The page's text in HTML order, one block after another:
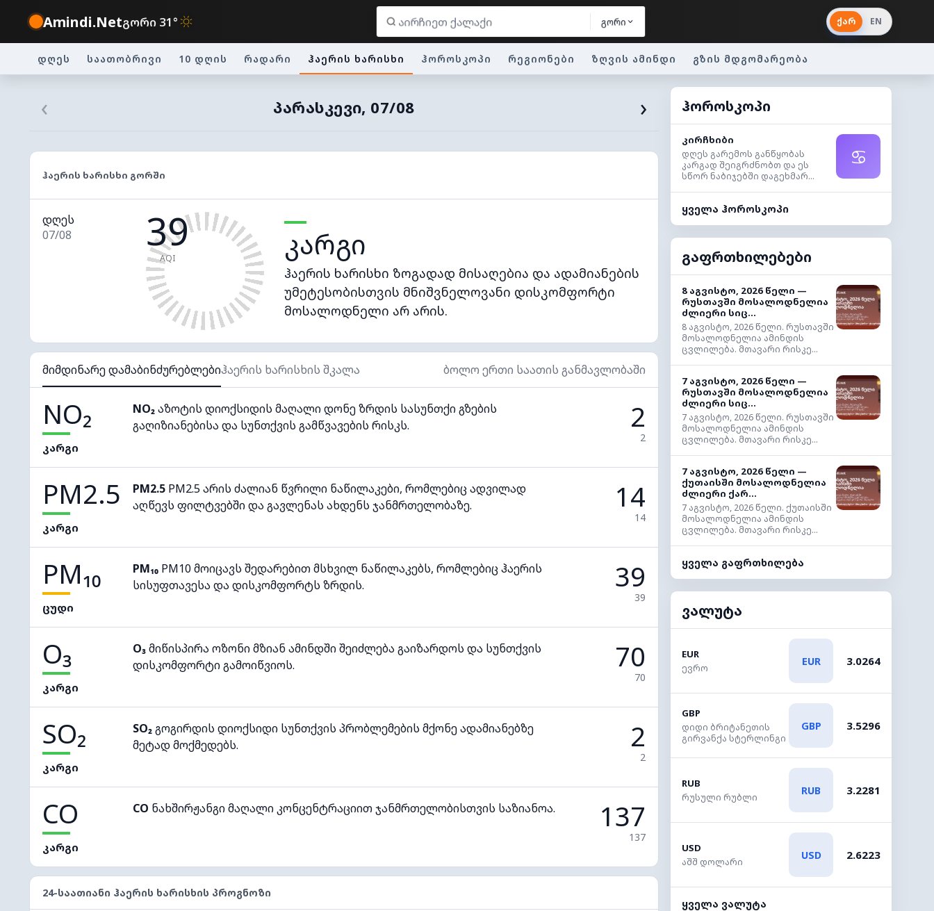
Amindi.Netგორი 31° გორი ქარ EN
დღეს საათობრივი 10 დღის რადარი ჰაერის ხარისხი ჰოროსკოპი რეგიონები ზღვის ამინდი გზის მდგომარეობა
‹ ᲞᲐᲠᲐᲡᲙᲔᲕᲘ, 07/08 ›
ᲰᲐᲔᲠᲘᲡ ᲮᲐᲠᲘᲡᲮᲘ ᲒᲝᲠᲨᲘ
დღეს
07/08
39
AQI კარგი
ჰაერის ხარისხი ზოგადად მისაღებია და ადამიანების
უმეტესობისთვის მნიშვნელოვანი დისკომფორტი
მოსალოდნელი არ არის.
მიმდინარე დამაბინძურებლებიჰაერის ხარისხის შკალა ბოლო ერთი საათის განმავლობაში
NO₂
კარგი
NO₂აზოტის დიოქსიდის მაღალი დონე ზრდის სასუნთქი გზების
გაღიზიანებისა და სუნთქვის გამწვავების რისკს.
2
2
PM2.5
კარგი
PM2.5 PM2.5 არის ძალიან წვრილი ნაწილაკები, რომლებიც ადვილად
აღწევს ფილტვებში და გავლენას ახდენს ჯანმრთელობაზე.
14
14
PM₁₀
ცუდი
PM₁₀ PM10 მოიცავს შედარებით მსხვილ ნაწილაკებს, რომლებიც ჰაერის
სისუფთავესა და დისკომფორტს ზრდის.
39
39
O₃
კარგი
O₃მიწისპირა ოზონი მზიან ამინდში შეიძლება გაიზარდოს და სუნთქვის
დისკომფორტი გამოიწვიოს.
70
70
SO₂
კარგი
SO₂გოგირდის დიოქსიდი სუნთქვის პრობლემების მქონე ადამიანებზე
მეტად მოქმედებს.
2
2
CO
კარგი
CO ნახშირჟანგი მაღალი კონცენტრაციით ჯანმრთელობისთვის საზიანოა. 137
137
24-ᲡᲐᲐᲗᲘᲐᲜᲘ ᲰᲐᲔᲠᲘᲡ ᲮᲐᲠᲘᲡᲮᲘᲡ ᲞᲠᲝᲒᲜᲝᲖᲘ
ჰოროსკოპი
კირჩხიბი
დღეს გარემოს განწყობას
კარგად შეიგრძნობთ და ეს
სწორ ნაბიჯებში დაგეხმარ...
♋
ყველა ჰოროსკოპი
გაფრთხილებები
8 აგვისტო, 2026 წელი —
რუსთავში მოსალოდნელია
ძლიერი სიც...
8 აგვისტო, 2026 წელი. რუსთავში
მოსალოდნელია ამინდის
ცვლილება. მთავარი რისკე...
7 აგვისტო, 2026 წელი —
რუსთავში მოსალოდნელია
ძლიერი სიც...
7 აგვისტო, 2026 წელი. რუსთავში
მოსალოდნელია ამინდის
ცვლილება. მთავარი რისკე...
7 აგვისტო, 2026 წელი —
ქუთაისში მოსალოდნელია
ძლიერი ქარ...
7 აგვისტო, 2026 წელი. ქუთაისში
მოსალოდნელია ამინდის
ცვლილება. მთავარი რისკე...
ყველა გაფრთხილება
ვალუტა
EUR
ევრო
EUR 3.0264
GBP
დიდი ბრიტანეთის
გირვანქა სტერლინგი
GBP 3.5296
RUB
რუსული რუბლი
RUB 3.2281
USD
აშშ დოლარი
USD 2.6223
ყველა ვალუტა